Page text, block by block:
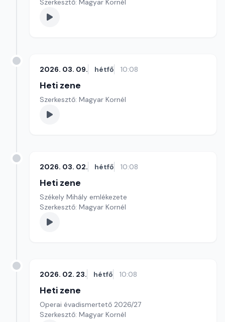
Szerkesztő: Magyar Kornél
2026. 03. 09. hétfő 10:08
Heti zene
Szerkesztő: Magyar Kornél
2026. 03. 02. hétfő 10:08
Heti zene
Székely Mihály emlékezete
Szerkesztő: Magyar Kornél
2026. 02. 23. hétfő 10:08
Heti zene
Operai évadismertető 2026/27
Szerkesztő: Magyar Kornél